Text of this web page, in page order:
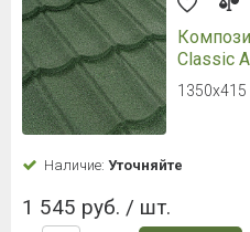
Classic
1350х415
Наличие: Уточняйте
1 545 руб. / шт.